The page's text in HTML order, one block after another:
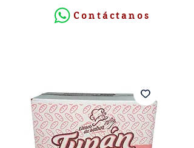
Contáctanos